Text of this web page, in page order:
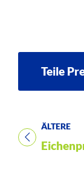
Teile
ÄLTERE
Titel für